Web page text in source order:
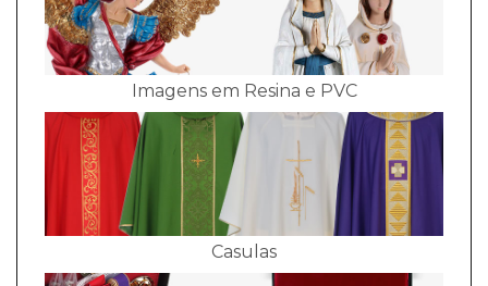
Imagens em Resina e PVC
Casulas